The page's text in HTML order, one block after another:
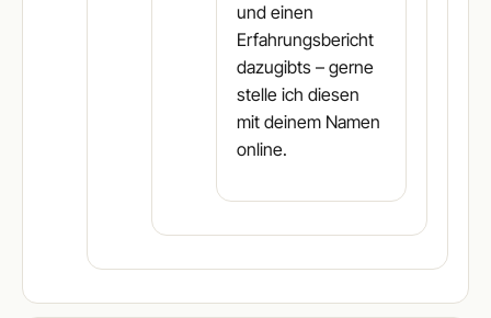
und einen
Erfahrungsbericht
dazugibts – gerne
stelle ich diesen
mit deinem Namen
online.